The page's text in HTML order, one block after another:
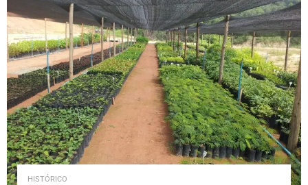
HISTÓRICO